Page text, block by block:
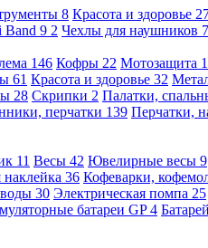
8 Красота и здоровье
Band 9 2 Чехлы для наушников 7
146 Кофры 22 Мотозащита
61 Красота и здоровье 32
28 Скрипки 2 Палатки,
перчатки 139 Перчатки,
11 Весы 42 Ювелирные весы 9
36 Кофеварки,
30 Электрическая помпа 25
батареи GP4